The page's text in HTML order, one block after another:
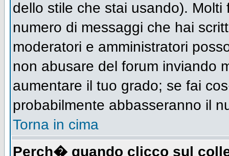
dello stile che stai usando).
numero di messaggi che hai
moderatori e amministratori
non abusare del forum inviando
aumentare il tuo grado; se fai
probabilmente abbasseranno il
Torna in cima
Perch� quando clicco sul